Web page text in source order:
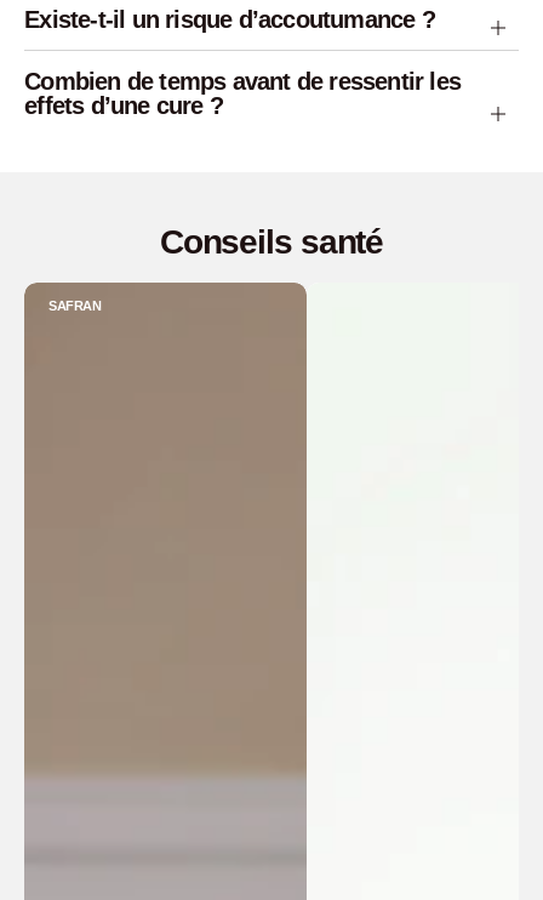
Existe-t-il un risque d’accoutumance ?
Combien de temps avant de ressentir les
effets d’une cure ?
Conseils santé
SAFRAN